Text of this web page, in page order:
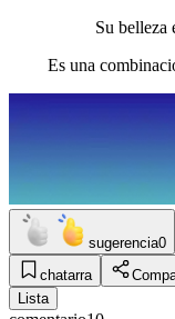
Su belleza
Es una
sugerencia0
chatarra
Lista